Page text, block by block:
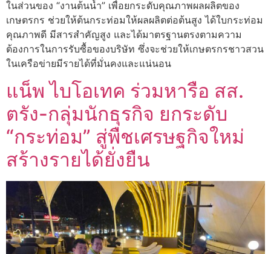
ในส่วนของ “งานต้นน้ำ” เพื่อยกระดับคุณภาพผลผลิตของ
เกษตรกร ช่วยให้ต้นกระท่อมให้ผลผลิตต่อต้นสูง ได้ใบกระท่อม
คุณภาพดี มีสารสำคัญสูง และได้มาตรฐานตรงตามความ
ต้องการในการรับซื้อของบริษัท ซึ่งจะช่วยให้เกษตรกรชาวสวน
ในเครือข่ายมีรายได้ที่มั่นคงและแน่นอน
แน็พ ไบโอเทค ร่วมหารือ สส.
ตรัง-กลุ่มนักธุรกิจ ยกระดับ
“กระท่อม” สู่พืชเศรษฐกิจใหม่
สร้างรายได้ยั่งยืน